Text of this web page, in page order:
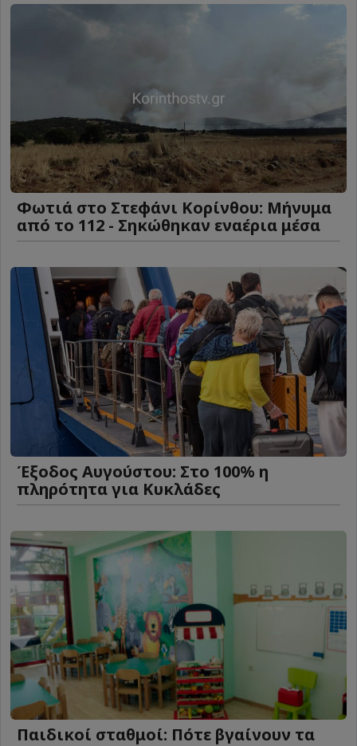
Φωτιά στο Στεφάνι Κορίνθου: Μήνυμα
από το 112 - Σηκώθηκαν εναέρια μέσα
Έξοδος Αυγούστου: Στο 100% η
πληρότητα για Κυκλάδες
Παιδικοί σταθμοί: Πότε βγαίνουν τα